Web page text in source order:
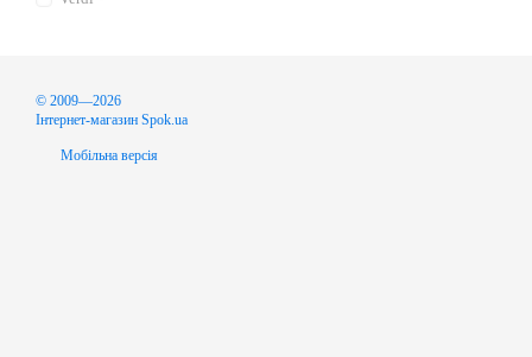
© 2009—2026
Інтернет-магазин Spok.ua
Мобільна версія